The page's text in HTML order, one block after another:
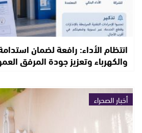
انتظام الأداء: رافعة لضمان
والكهرباء وتعزيز جودة المرفق
أخبار الصحراء